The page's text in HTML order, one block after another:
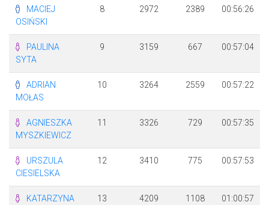
MACIEJ
OSIŃSKI
8 2972 2389 00:56:26
PAULINA
SYTA
9 3159 667 00:57:04
ADRIAN
MOŁAS
10 3264 2559 00:57:22
AGNIESZKA
MYSZKIEWICZ
11 3326 729 00:57:35
URSZULA
CIESIELSKA
12 3410 775 00:57:53
KATARZYNA
13 4209 1108 01:00:57